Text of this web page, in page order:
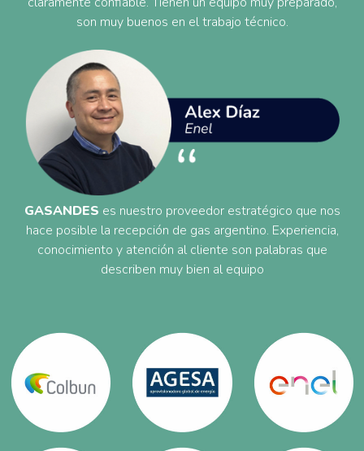
son muy buenos en el trabajo técnico.
GASANDES es nuestro proveedor estratégico que nos
hace posible la recepción de gas argentino. Experiencia,
conocimiento y atención al cliente son palabras que
describen muy bien al equipo